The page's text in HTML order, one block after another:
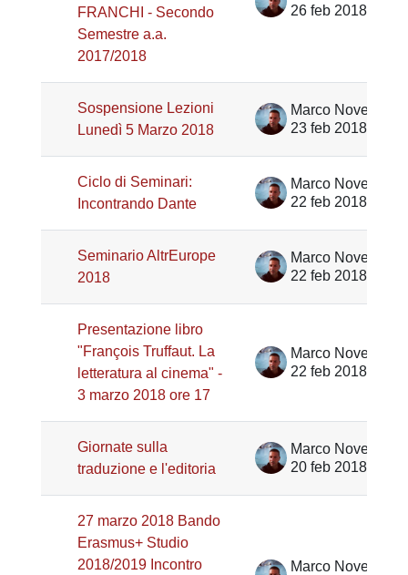
FRANCHI - Secondo
Semestre a.a.
2017/2018
26 feb 2018
Sospensione Lezioni
Lunedì 5 Marzo 2018
Marco Noventa
23 feb 2018
Ciclo di Seminari:
Incontrando Dante
Marco Noventa
22 feb 2018
Seminario AltrEurope
2018
Marco Noventa
22 feb 2018
Presentazione libro
"François Truffaut. La
letteratura al cinema" -
3 marzo 2018 ore 17
Marco Noventa
22 feb 2018
Giornate sulla
traduzione e l'editoria
Marco Noventa
20 feb 2018
27 marzo 2018 Bando
Erasmus+ Studio
2018/2019 Incontro
Marco Noventa